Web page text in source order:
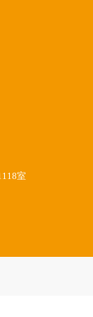
室